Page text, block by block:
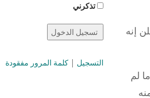
إنه
لم
تذكرني
التسجيل | كلمة المرور مفقودة